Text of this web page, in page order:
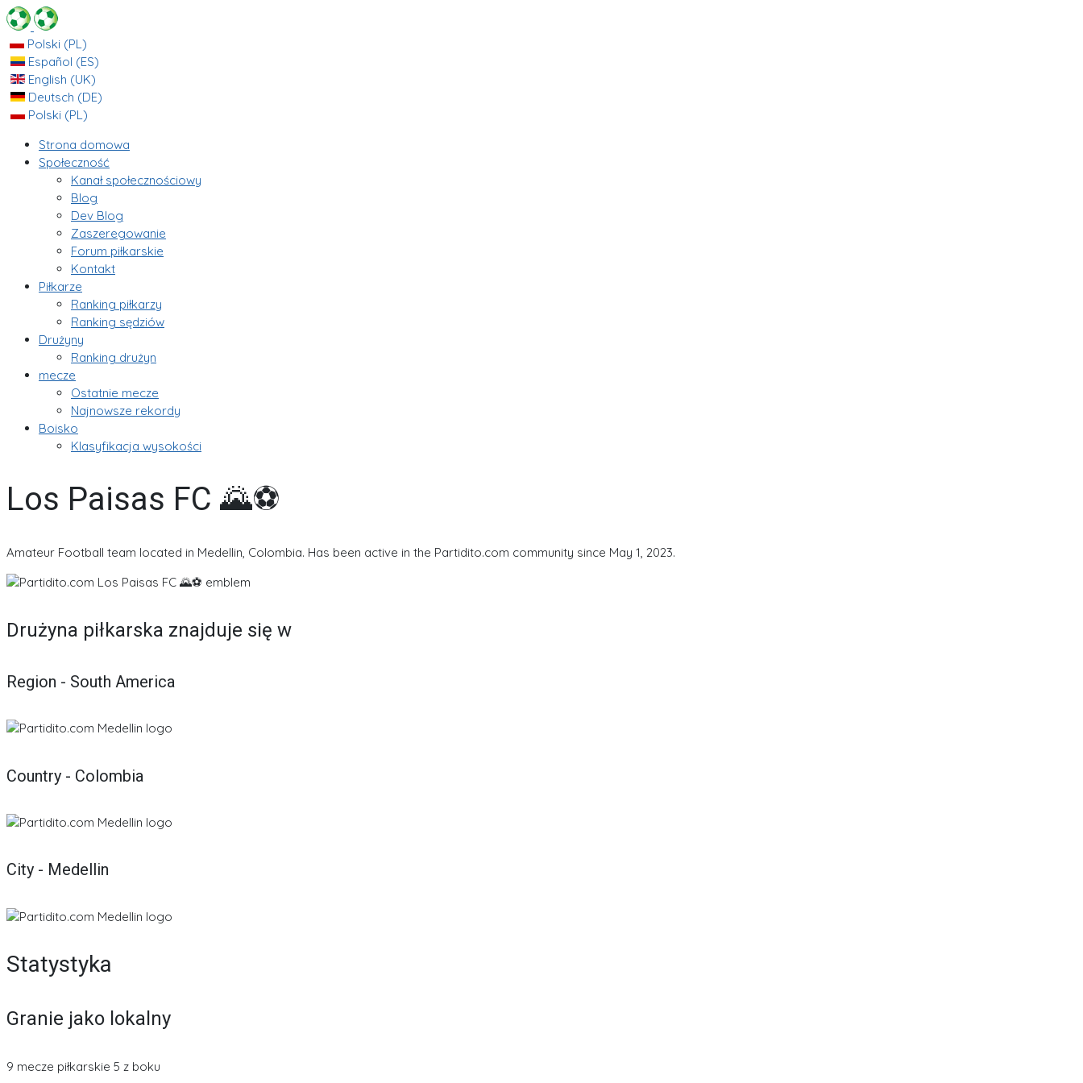
Polski (PL)
Español (ES)
English (UK)
Deutsch (DE)
Polski (PL)
Strona domowa
Społeczność
Kanał społecznościowy
Blog
Dev Blog
Zaszeregowanie
Forum piłkarskie
Kontakt
Piłkarze
Ranking piłkarzy
Ranking sędziów
Drużyny
Ranking drużyn
mecze
Ostatnie mecze
Najnowsze rekordy
Boisko
Klasyfikacja wysokości
Los Paisas FC 🌄⚽
Amateur Football team located in Medellin, Colombia. Has been active in the Partidito.com community since May 1, 2023.
Drużyna piłkarska znajduje się w
Region - South America
Country - Colombia
City - Medellin
Statystyka
Granie jako lokalny
9 mecze piłkarskie 5 z boku